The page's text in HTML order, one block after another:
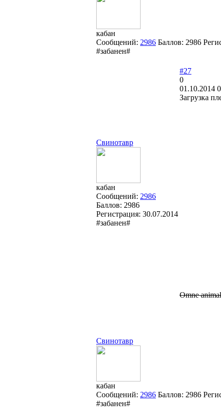
кабан
Сообщений: 2986 Баллов: 2986
#забанен#
Свинотавр
кабан
Сообщений: 2986
Баллов: 2986
Регистрация: 30.07.2014
#забанен#
#27
0
01.10.2014
Загрузка
Omne
Свинотавр
кабан
Сообщений: 2986 Баллов: 2986
#забанен#